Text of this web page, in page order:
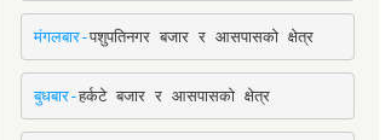
मंगलबार-पशुपतिनगर बजार र आसपासको क्षेत्र
बुधबार-हर्कटे बजार र आसपासको क्षेत्र